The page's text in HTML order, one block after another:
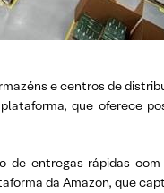
e centros de
que oferece
entregas rápidas com
da Amazon, que